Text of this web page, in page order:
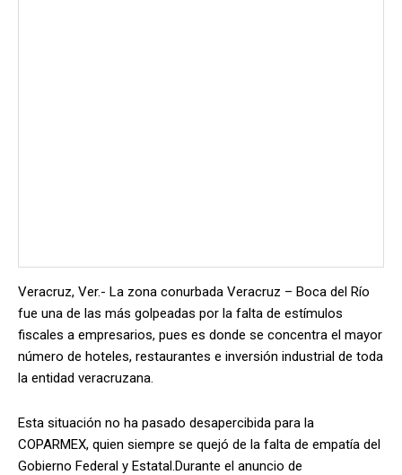
Veracruz, Ver.- La zona conurbada Veracruz – Boca del Río
fue una de las más golpeadas por la falta de estímulos
fiscales a empresarios, pues es donde se concentra el mayor
número de hoteles, restaurantes e inversión industrial de toda
la entidad veracruzana.
Esta situación no ha pasado desapercibida para la
COPARMEX, quien siempre se quejó de la falta de empatía del
Gobierno Federal y Estatal.Durante el anuncio de